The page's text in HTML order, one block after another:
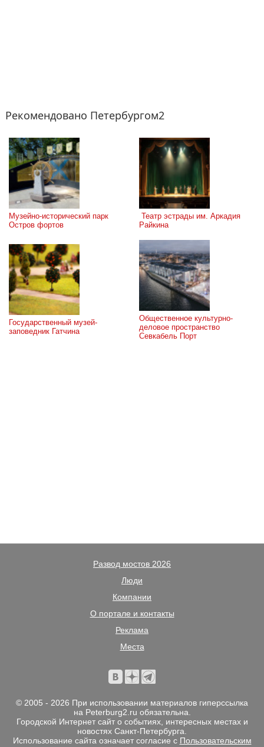
Рекомендовано Петербургом2
Музейно-исторический парк
Остров фортов
Райкина
Государственный музей-
заповедник Гатчина
Общественное культурно-
деловое пространство
Севкабель Порт
Развод мостов 2026
Люди
Компании
О портале и контакты
Реклама
Места
© 2005 - 2026 При использовании материалов гиперссылка
на Peterburg2.ru обязательна.
Городской Интернет сайт о событиях, интересных местах и
новостях Санкт-Петербурга.
Использование сайта означает согласие с Пользовательским